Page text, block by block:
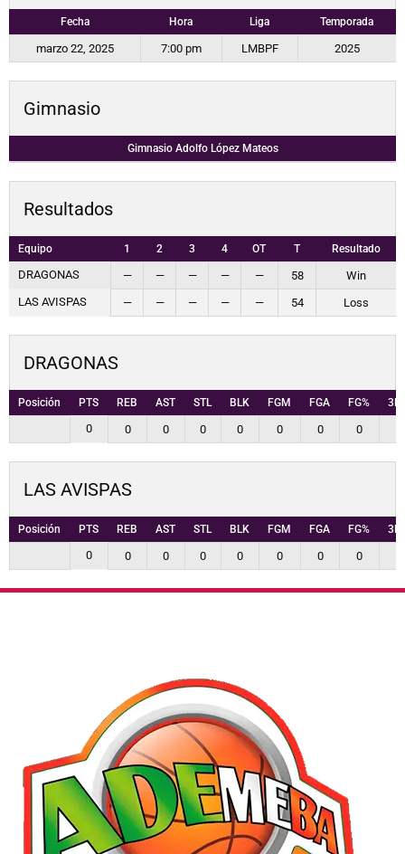
Fecha Hora Liga Temporada
marzo 22, 2025 7:00 pm LMBPF 2025
Gimnasio
Gimnasio Adolfo López Mateos
Resultados
Equipo 1 2 3 4 OT T Resultado
DRAGONAS — — — — — 58
Win
LAS AVISPAS
— — — — — 54 Loss
DRAGONAS
Posición PTS REB AST STL BLK FGM FGA FG%
0 0 0 0 0 0 0 0
LAS AVISPAS
Posición PTS REB AST STL BLK FGM FGA FG%
0 0 0 0 0 0 0 0